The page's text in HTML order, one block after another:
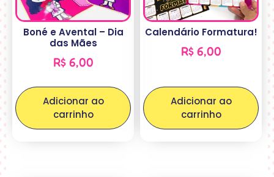
Boné e Avental – Dia
das Mães
R$6,00
Adicionar ao
carrinho
Calendário Formatura!
R$6,00
Adicionar ao
carrinho